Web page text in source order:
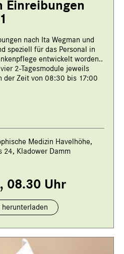
Einreibungen
nach Ita Wegman und
speziell für das Personal in
entwickelt worden..
2-Tagesmodule jeweils
der Zeit von 08:30 bis 17:00
Medizin Havelhöhe,
24, Kladower Damm
08.30 Uhr